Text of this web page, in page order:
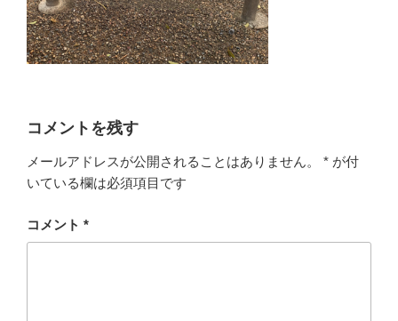
コメントを残す
メールアドレスが公開されることはありません。 * が付
いている欄は必須項目です
コメント *